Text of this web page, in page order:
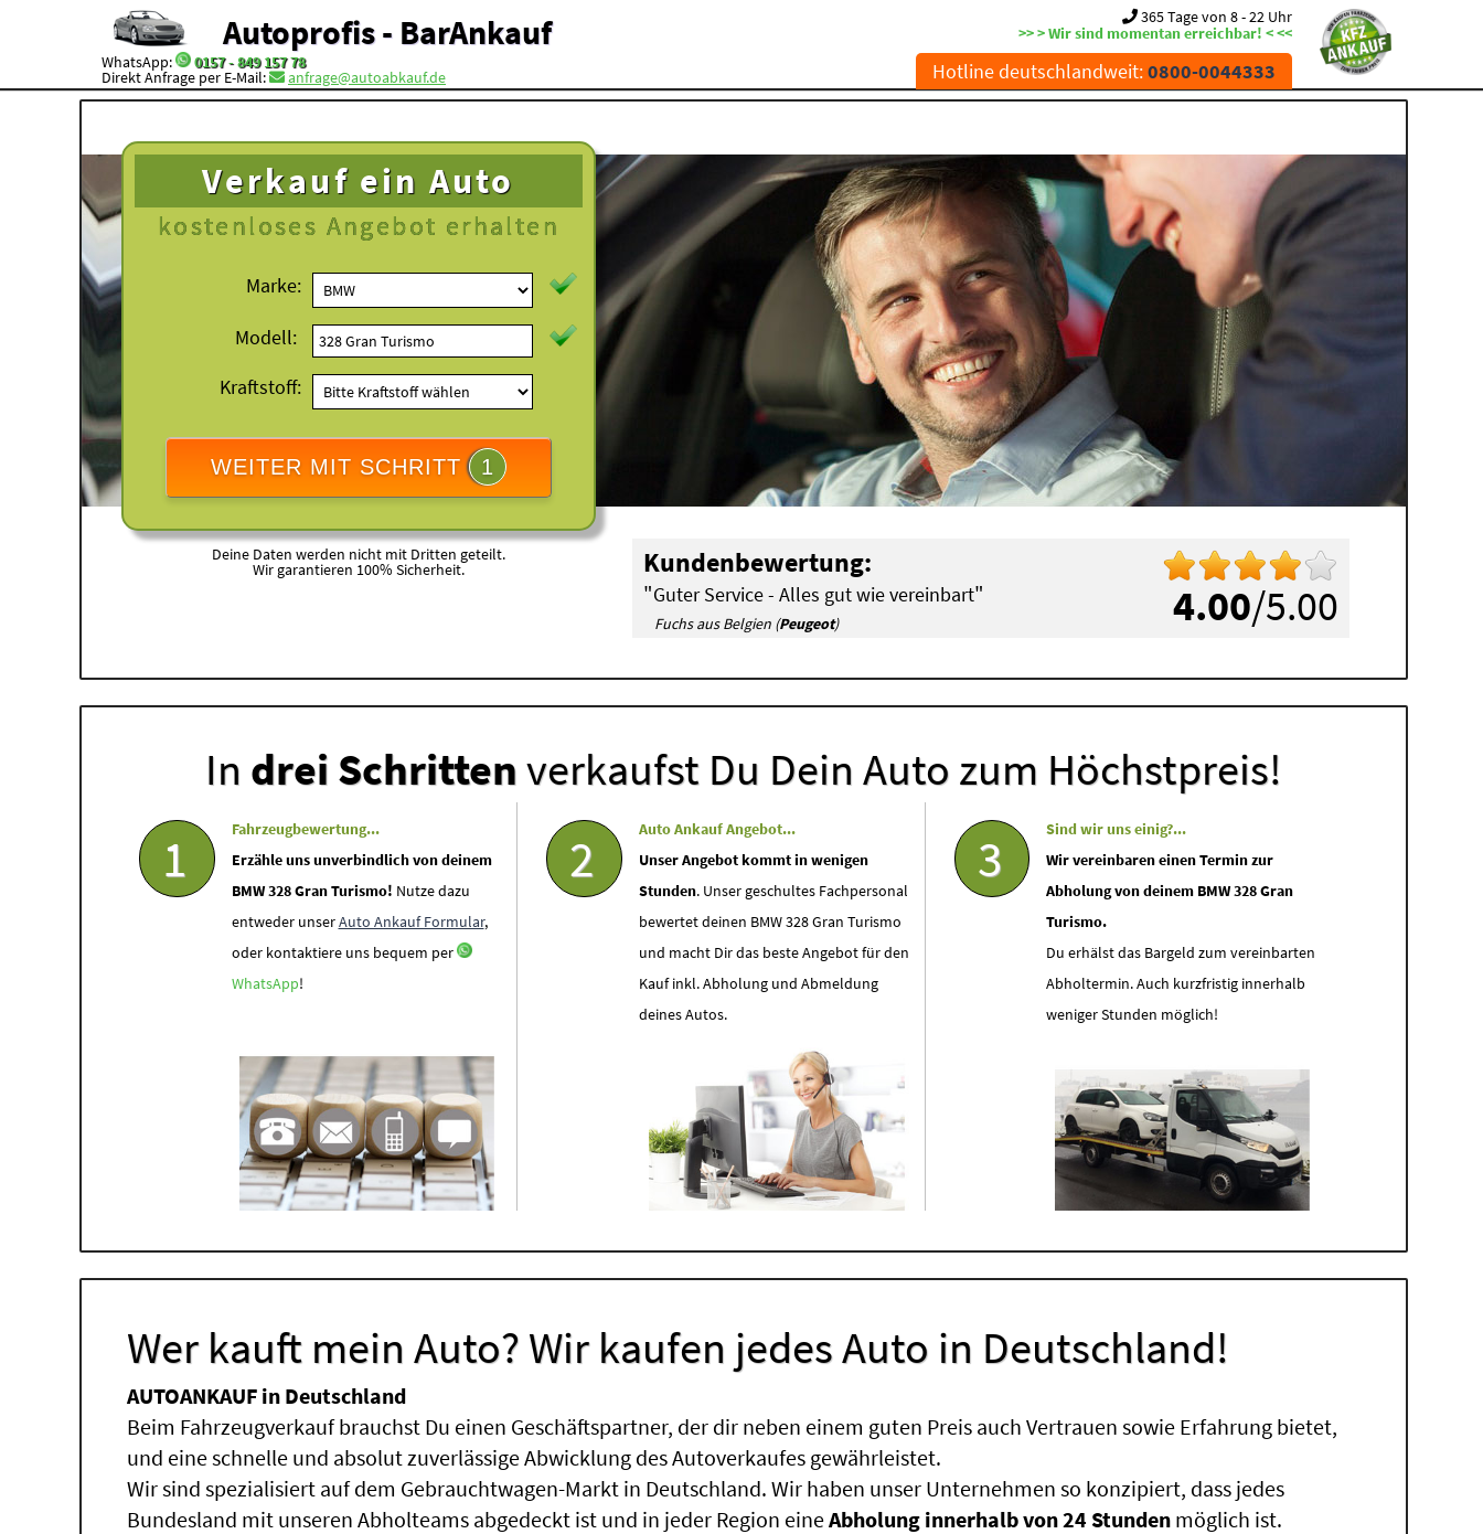
Autoprofis - BarAnkauf
WhatsApp: 0157 - 849 157 78
Direkt Anfrage per E-Mail: anfrage@autoabkauf.de
365 Tage von 8 - 22 Uhr
>> > Wir sind momentan erreichbar! < <<
Hotline deutschlandweit:0800-0044333
Verkauf ein Auto
kostenloses Angebot erhalten
Marke:
Modell:
Kraftstoff:
WEITER MIT SCHRITT 1
Deine Daten werden nicht mit Dritten geteilt.
Wir garantieren 100% Sicherheit.
4.00/5.00
Kundenbewertung:
"Guter Service - Alles gut wie vereinbart"
Fuchs aus Belgien (Peugeot)
In drei Schrittenverkaufst Du Dein Auto zum Höchstpreis!
1
Fahrzeugbewertung...
Erzähle uns unverbindlich von deinem
BMW 328 Gran Turismo! Nutze dazu
entweder unserAuto Ankauf Formular,
oder kontaktiere uns bequem per
WhatsApp!
2
Auto Ankauf Angebot...
Unser Angebot kommt in wenigen
Stunden. Unser geschultes Fachpersonal
bewertet deinen BMW 328 Gran Turismo
und macht Dir das beste Angebot für den
Kauf inkl. Abholung und Abmeldung
deines Autos.
3
Sind wir uns einig?...
Wir vereinbaren einen Termin zur
Abholung von deinem BMW 328 Gran
Turismo.
Du erhälst das Bargeld zum vereinbarten
Abholtermin. Auch kurzfristig innerhalb
weniger Stunden möglich!
Wer kauft mein Auto? Wir kaufen jedes Auto in Deutschland!
AUTOANKAUF in Deutschland
Beim Fahrzeugverkauf brauchst Du einen Geschäftspartner, der dir neben einem guten Preis auch Vertrauen sowie Erfahrung bietet,
und eine schnelle und absolut zuverlässige Abwicklung des Autoverkaufes gewährleistet.
Wir sind spezialisiert auf dem Gebrauchtwagen-Markt in Deutschland. Wir haben unser Unternehmen so konzipiert, dass jedes
Bundesland mit unseren Abholteams abgedeckt ist und in jeder Region eineAbholung innerhalb von 24 Stunden möglich ist.